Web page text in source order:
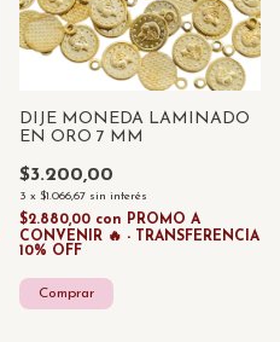
DIJE MONEDA LAMINADO
EN ORO 7 MM
$3.200,00
3 x $1.066,67 sin interés
$2.880,00 con PROMO A
CONVENIR 🔥 - TRANSFERENCIA
10% OFF